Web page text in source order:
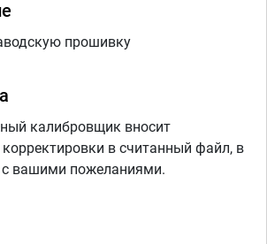
прошивку
калибровщик вносит
в считанный файл, в
с вашими пожеланиями.